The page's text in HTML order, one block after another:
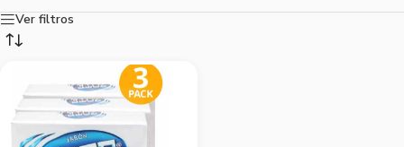
Ver filtros